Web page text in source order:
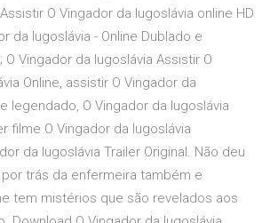
O Vingador da Iugoslávia online HD
da Iugoslávia - Online Dublado e
O Vingador da Iugoslávia Assistir O
Online, assistir O Vingador da
legendado, O Vingador da Iugoslávia
filme O Vingador da Iugoslávia
da Iugoslávia Trailer Original. Não deu
por trás da enfermeira também e
tem mistérios que são revelados aos